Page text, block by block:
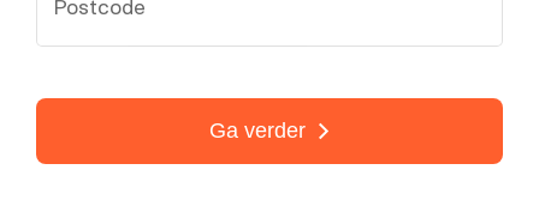
Postcode
Ga verder